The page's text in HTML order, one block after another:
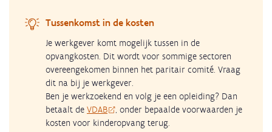
Tussenkomst in de kosten
Je werkgever komt mogelijk tussen in de
opvangkosten. Dit wordt voor sommige sectoren
overeengekomen binnen het paritair comité. Vraag
dit na bij je werkgever.
Ben je werkzoekend en volg je een opleiding? Dan
betaalt de VDAB
, onder bepaalde voorwaarden je
kosten voor kinderopvang terug.